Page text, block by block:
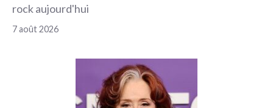
rock aujourd'hui
7 août 2026